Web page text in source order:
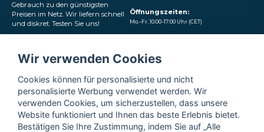
Gebrauch zu den günstigsten
Preisen im Netz. Wir liefern schnell
und diskret. Testen Sie uns!
sozialen Medien
Öffnungszeiten:
Mo.–Fr. 10:00–17:00 Uhr (CET)
Wir verwenden Cookies
Cookies können für personalisierte und nicht
personalisierte Werbung verwendet werden. Wir
verwenden Cookies, um sicherzustellen, dass unsere
Website funktioniert und Ihnen das beste Erlebnis bietet.
Bestätigen Sie Ihre Zustimmung, indem Sie auf „Alle